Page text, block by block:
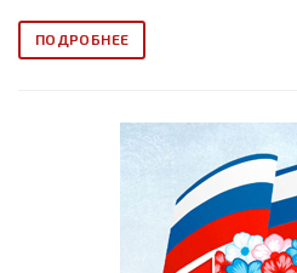
ПОДРОБНЕЕ